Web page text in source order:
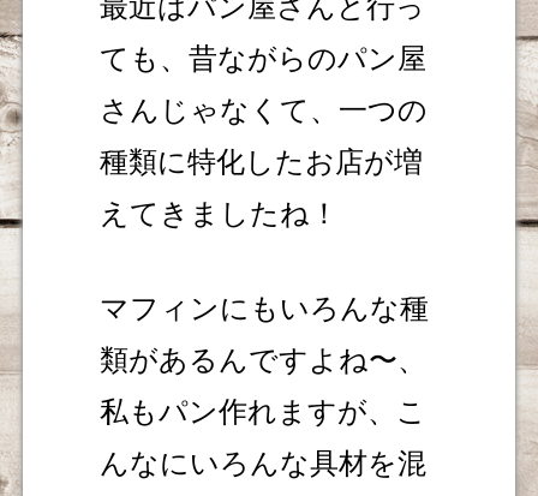
最近はパン屋さんと行っ
ても、昔ながらのパン屋
さんじゃなくて、一つの
種類に特化したお店が増
えてきましたね！
マフィンにもいろんな種
類があるんですよね〜、
私もパン作れますが、こ
んなにいろんな具材を混